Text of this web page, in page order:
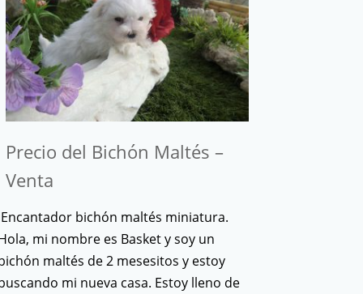
Precio del Bichón Maltés –
Venta
bichón maltés miniatura.
mi nombre es Basket y soy un
maltés de 2 mesesitos y estoy
mi nueva casa. Estoy lleno de